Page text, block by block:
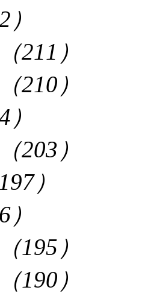
）
（211）
（210）
）
（203）
）
）
（195）
（190）